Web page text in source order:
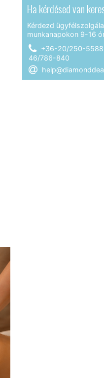
Ha kérdésed van
Kérdezd
munkanapokon 9-16
+36-20/250-
46/786-840